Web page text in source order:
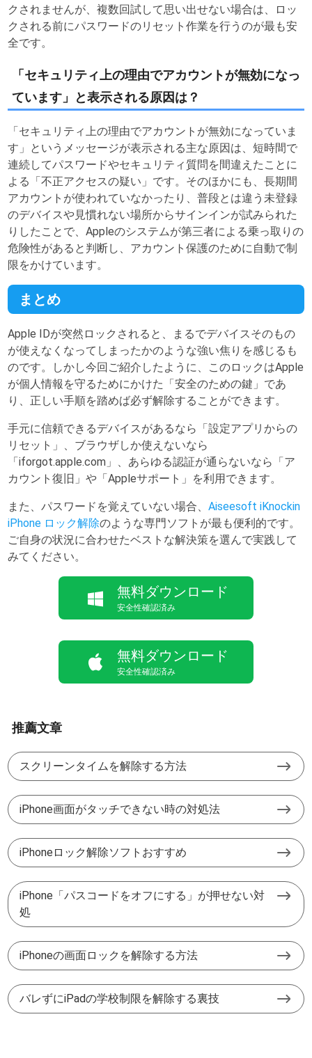
クされませんが、複数回試して思い出せない場合は、ロッ
クされる前にパスワードのリセット作業を行うのが最も安
全です。
「セキュリティ上の理由でアカウントが無効になっ
ています」と表示される原因は？
「セキュリティ上の理由でアカウントが無効になっていま
す」というメッセージが表示される主な原因は、短時間で
連続してパスワードやセキュリティ質問を間違えたことに
よる「不正アクセスの疑い」です。そのほかにも、長期間
アカウントが使われていなかったり、普段とは違う未登録
のデバイスや見慣れない場所からサインインが試みられた
りしたことで、Appleのシステムが第三者による乗っ取りの
危険性があると判断し、アカウント保護のために自動で制
限をかけています。
まとめ
Apple IDが突然ロックされると、まるでデバイスそのもの
が使えなくなってしまったかのような強い焦りを感じるも
のです。しかし今回ご紹介したように、このロックはApple
が個人情報を守るためにかけた「安全のための鍵」であ
り、正しい手順を踏めば必ず解除することができます。
手元に信頼できるデバイスがあるなら「設定アプリからの
リセット」、ブラウザしか使えないなら
「iforgot.apple.com」、あらゆる認証が通らないなら「ア
カウント復旧」や「Appleサポート」を利用できます。
また、パスワードを覚えていない場合、Aiseesoft iKnockin
iPhone ロック解除のような専門ソフトが最も便利的です。
ご自身の状況に合わせたベストな解決策を選んで実践して
みてください。
無料ダウンロード
安全性確認済み
無料ダウンロード
安全性確認済み
推薦文章
スクリーンタイムを解除する方法
iPhone画面がタッチできない時の対処法
iPhoneロック解除ソフトおすすめ
iPhone「パスコードをオフにする」が押せない対
処
iPhoneの画面ロックを解除する方法
バレずにiPadの学校制限を解除する裏技